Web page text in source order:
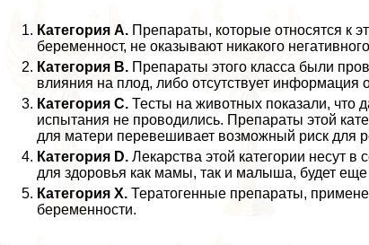
Категория А. Препараты, которые относятся к
беременност, не оказывают никакого
Категория В. Препараты этого класса были
влияния на плод, либо отсутствует информация
Категория С. Тесты на животных показали, что
испытания не проводились. Препараты этой
для матери перевешивает возможный риск для
Категория D. Лекарства этой категории несут
для здоровья как мамы, так и малыша, будет
Категория Х. Тератогенные препараты,
беременности.